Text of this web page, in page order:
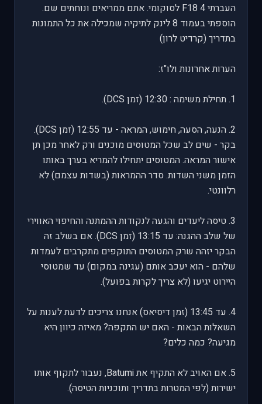
העברתי 4 F18 לסוקומי. אתם ממריאים ונוחתים שם.
הוספתי בעמוד 8 לינק לתיקיה שמכילה את כל התמונות
בתדריך (קרדיט לרון)
הערות אחרונות ולו"ז:
1. תחילת משימה : 12:30 (זמן DCS).
2. הנעה, הסעה, חימוש, המראה - עד 12:55 (זמן DCS).
בקר - שים לב שכל המטוסים מוכנים ורק לאחר מכן תן
אישור המראה. המטוסים יתחילו להמריא בערך באותו
הזמן משני השדות. סדר ההמראות (בשדות עצמם) לא
רלוונטי.
3. טיסה ליעדים והגעה לנקודות ההמתנה והחיפוי האווירי
של שלב ההגנה: עד 13:15 (זמן DCS). אם בשלב זה
הבקר יזהה שרק המטוסים התוקפים מתקרבים לעמדות
שלהם - הוא יעכב אותם (עגינה במקום) עד שמטוסי
היירוט יגיעו (לא צריך לקרות בפועל).
4. עד 13:45 (זמן דיסיאס) אנחנו צריכים לדעת לענות על
השאלות הבאות - האם יש התקפה? מאיזה כיוון היא
מגיעה? כמה כלים?
5. אם האויב לא התקיף את Batumi, נעבור לתקוף אותו
ישירות (לפי המטרות בתדריך ותוכניות הטיסה).